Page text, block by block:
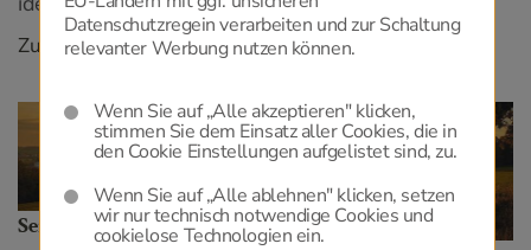
Zu den Bestattungen & Krematorien
Serviceleistungen
Datenschutzregein verarbeiten und zur Schaltung
relevanter Werbung nutzen können.
Wenn Sie auf „Alle akzeptieren" klicken,
stimmen Sie dem Einsatz aller Cookies, die in
den Cookie Einstellungen aufgelistet sind, zu.
Wenn Sie auf „Alle ablehnen" klicken, setzen
wir nur technisch notwendige Cookies und
cookielose Technologien ein.